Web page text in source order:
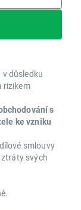
důsledku
rizikem
s
ke vzniku
smlouvy
svých